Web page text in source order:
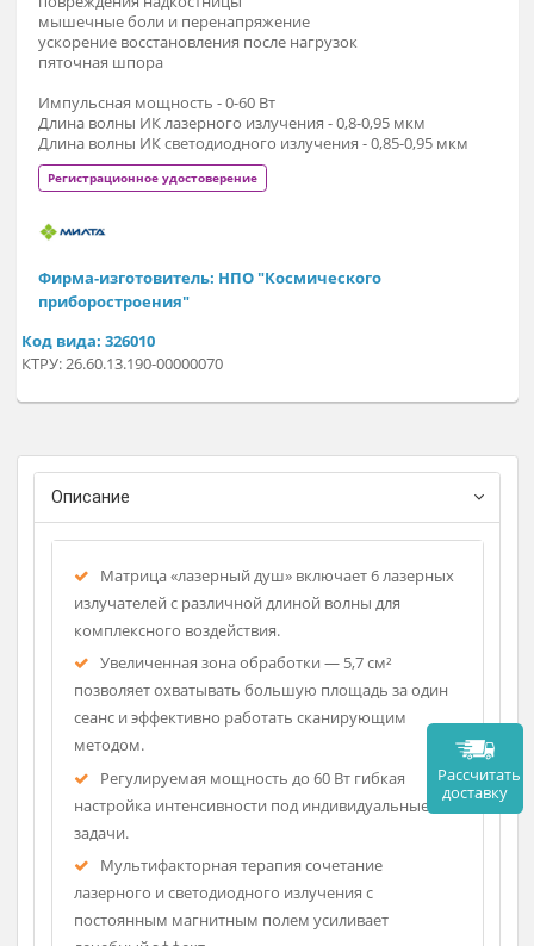
ушибы мягких тканей
растяжения и разрывы мышц
травмы связок
тендопатии
латеральный эпикондилит («локоть теннисиста»)
переломы костей и восстановление после них
повреждения надкостницы
мышечные боли и перенапряжение
пяточная шпора
Импульсная мощность - 0-60 Вт
Длина волны ИК лазерного излучения - 0,8-0,95 мкм
Регистрационное удостоверение
Фирма-изготовитель: НПО "Космического
приборостроения"
Код вида: 326010
КТРУ: 26.60.13.190-00000070
Описание
Матрица «лазерный душ» включает 6 лазерных
излучателей с различной длиной волны для
комплексного воздействия.
Увеличенная зона обработки — 5,7 см²
позволяет охватывать большую площадь за один